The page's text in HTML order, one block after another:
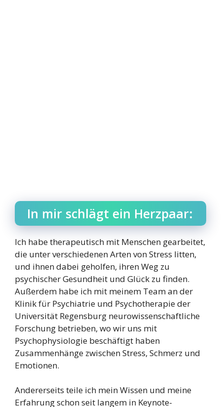
In mir schlägt ein Herzpaar:
Ich habe therapeutisch mit Menschen gearbeitet,
die unter verschiedenen Arten von Stress litten,
und ihnen dabei geholfen, ihren Weg zu
psychischer Gesundheit und Glück zu finden.
Außerdem habe ich mit meinem Team an der
Klinik für Psychiatrie und Psychotherapie der
Universität Regensburg neurowissenschaftliche
Forschung betrieben, wo wir uns mit
Psychophysiologie beschäftigt haben
Zusammenhänge zwischen Stress, Schmerz und
Emotionen.
Andererseits teile ich mein Wissen und meine
Erfahrung schon seit langem in Keynote-